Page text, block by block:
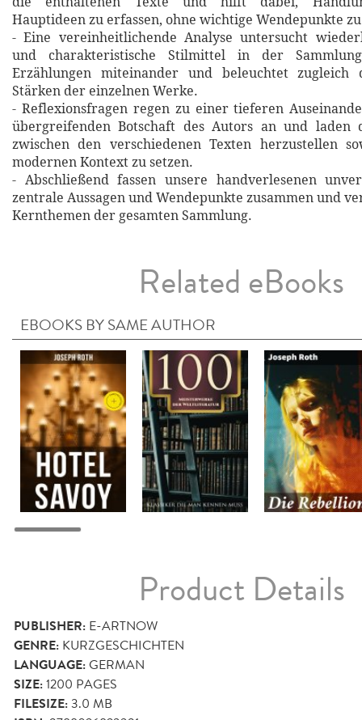
Hauptideen zu erfassen, ohne wichtige Wendepunkte
- Eine vereinheitlichende Analyse untersucht
und charakteristische Stilmittel in der
Erzählungen miteinander und beleuchtet zugleich
Stärken der einzelnen Werke.
- Reflexionsfragen regen zu einer tieferen
übergreifenden Botschaft des Autors an und laden
zwischen den verschiedenen Texten herzustellen
modernen Kontext zu setzen.
- Abschließend fassen unsere handverlesenen
zentrale Aussagen und Wendepunkte zusammen und
Kernthemen der gesamten Sammlung.
Related eBooks
EBOOKS BY SAME AUTHOR
Product Details
PUBLISHER: E-ARTNOW
GENRE: KURZGESCHICHTEN
LANGUAGE:GERMAN
SIZE:1200 PAGES
FILESIZE:3.0 MB